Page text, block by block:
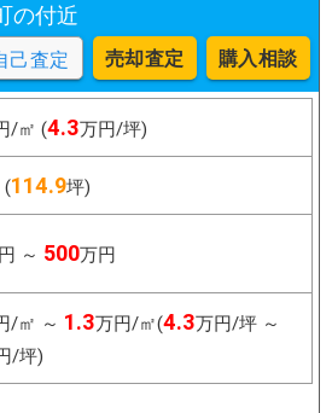
の付近
己査定 売却査定 購入相談
/㎡ (4.3万円/坪)
(114.9坪)
～ 500万円
/㎡ ～ 1.3万円/㎡(4.3万円/坪 ～
/坪)